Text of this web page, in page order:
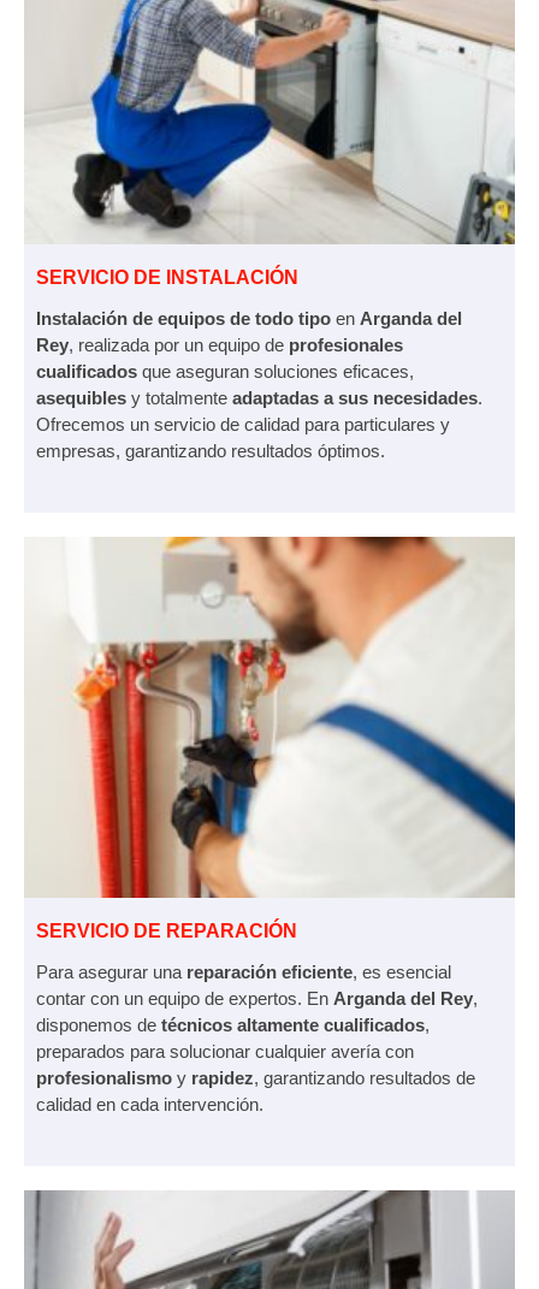
SERVICIO DE INSTALACIÓN
Instalación de equipos de todo tipo en Arganda del
Rey, realizada por un equipo de profesionales
cualificados que aseguran soluciones eficaces,
asequibles y totalmente adaptadas a sus necesidades.
Ofrecemos un servicio de calidad para particulares y
empresas, garantizando resultados óptimos.
SERVICIO DE REPARACIÓN
Para asegurar una reparación eficiente, es esencial
contar con un equipo de expertos. En Arganda del Rey,
disponemos de técnicos altamente cualificados,
preparados para solucionar cualquier avería con
profesionalismo y rapidez, garantizando resultados de
calidad en cada intervención.